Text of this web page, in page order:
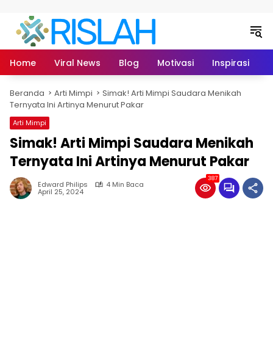
Home Viral News Blog Motivasi Inspirasi
Beranda Arti Mimpi
Simak! Arti Mimpi Saudara Menikah
Ternyata Ini Artinya Menurut Pakar
Arti Mimpi
Simak! Arti Mimpi Saudara Menikah
Ternyata Ini Artinya Menurut Pakar
Edward Philips 4 Min Baca
April 25, 2024
387